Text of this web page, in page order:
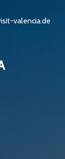
valencia.de